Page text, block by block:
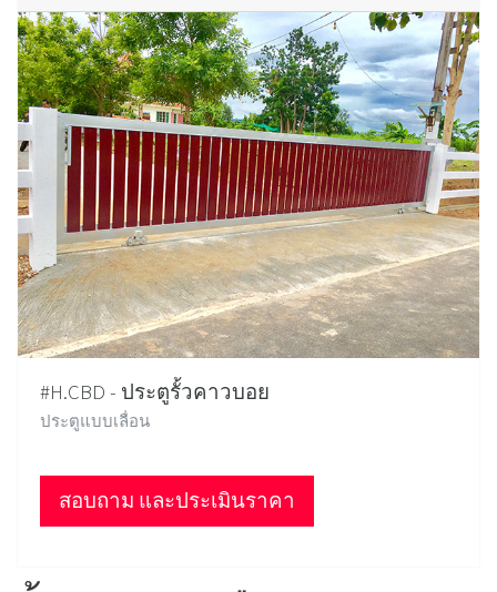
#H.CBD - ประตูรั้วคาวบอย
ประตูแบบเลื่อน
สอบถาม และประเมินราคา